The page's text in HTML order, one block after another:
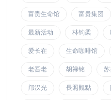
富贵生命馆 富贵集团
最新活动 林钧柔
爱长在 生命咖啡馆
老吾老 胡禄铭
邝汉光 長照觀點